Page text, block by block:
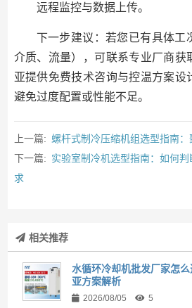
远程监控与数据上传。
下一步建议：若您已有具体工
介质、流量），可联系专业厂商获
亚提供免费技术咨询与控温方案设
避免过度配置或性能不足。
上一篇: 螺杆式制冷压缩机组选型指南
下一篇: 实验室制冷机选型指南：如何判
求
相关推荐
水循环冷却机批发厂家怎
亚方案解析
2026/08/05 5